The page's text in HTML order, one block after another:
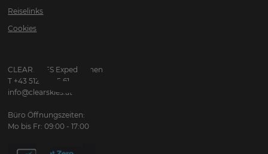
Reiselinks
Cookies
CLEARSKIES Expeditionen & Trekking
T +43 512 28 45 61
info@clearskies.at
Büro Öffnungszeiten:
Mo bis Fr: 09:00 - 17:00